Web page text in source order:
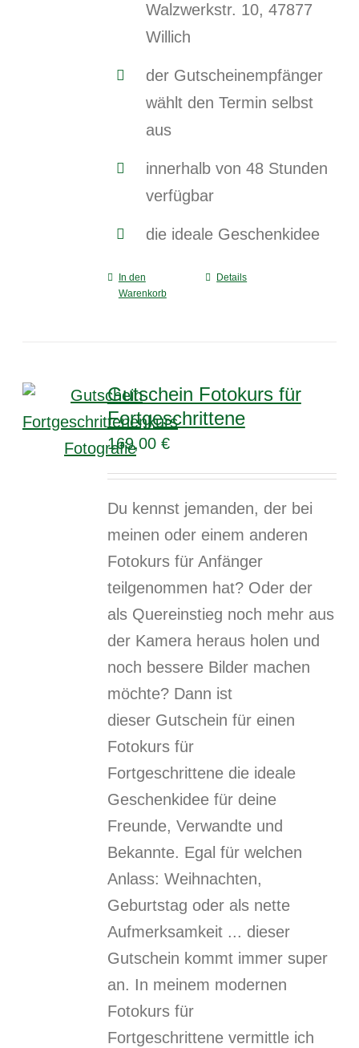
Walzwerkstr. 10, 47877
Willich
der Gutscheinempfänger
wählt den Termin selbst
aus
innerhalb von 48 Stunden
verfügbar
die ideale Geschenkidee
In den
Warenkorb
Details
Gutschein Fotokurs für
Fortgeschrittene
169,00 €
Du kennst jemanden, der bei
meinen oder einem anderen
Fotokurs für Anfänger
teilgenommen hat? Oder der
als Quereinstieg noch mehr aus
der Kamera heraus holen und
noch bessere Bilder machen
möchte? Dann ist
dieser Gutschein für einen
Fotokurs für
Fortgeschrittene die ideale
Geschenkidee für deine
Freunde, Verwandte und
Bekannte. Egal für welchen
Anlass: Weihnachten,
Geburtstag oder als nette
Aufmerksamkeit ... dieser
Gutschein kommt immer super
an. In meinem modernen
Fotokurs für
Fortgeschrittene vermittle ich